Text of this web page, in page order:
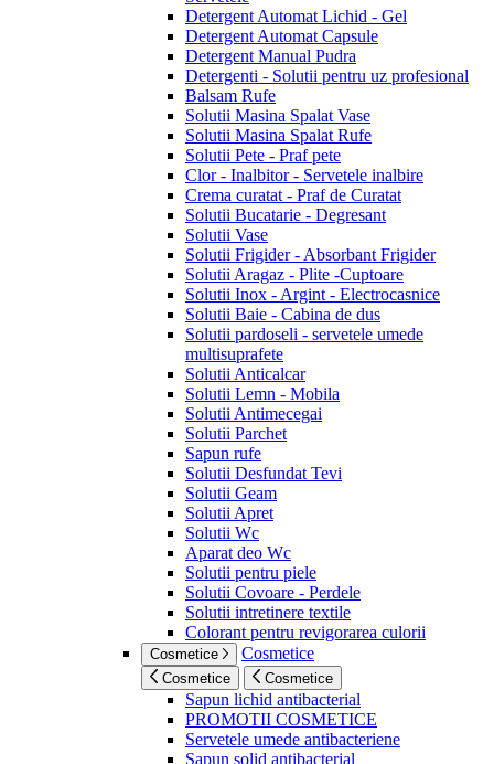
Detergent Automat Lichid - Gel
Detergent Automat Capsule
Detergent Manual Pudra
Detergenti - Solutii pentru uz profesional
Balsam Rufe
Solutii Masina Spalat Vase
Solutii Masina Spalat Rufe
Solutii Pete - Praf pete
Clor - Inalbitor - Servetele inalbire
Crema curatat - Praf de Curatat
Solutii Bucatarie - Degresant
Solutii Vase
Solutii Frigider - Absorbant Frigider
Solutii Aragaz - Plite -Cuptoare
Solutii Inox - Argint - Electrocasnice
Solutii Baie - Cabina de dus
Solutii pardoseli - servetele umede
multisuprafete
Solutii Anticalcar
Solutii Lemn - Mobila
Solutii Antimecegai
Solutii Parchet
Sapun rufe
Solutii Desfundat Tevi
Solutii Geam
Solutii Apret
Solutii Wc
Aparat deo Wc
Solutii pentru piele
Solutii Covoare - Perdele
Solutii intretinere textile
Colorant pentru revigorarea culorii
Cosmetice Cosmetice
Cosmetice Cosmetice
Sapun lichid antibacterial
PROMOTII COSMETICE
Servetele umede antibacteriene
Sapun solid antibacterial